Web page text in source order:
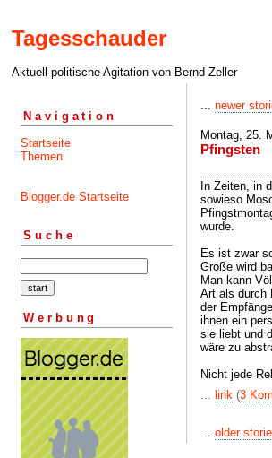
Tagesschauder
Aktuell-politische Agitation von Bernd Zeller
Navigation
Startseite
Themen
Blogger.de Startseite
Suche
Werbung
... newer
Montag, 25.
Pfingsten
In Zeiten, in
sowieso
wurde.
Es ist zwar
Große wird
Man kann
Art als durch
der
ihnen ein
sie liebt und
wäre zu
Nicht jede
... link (3
... older